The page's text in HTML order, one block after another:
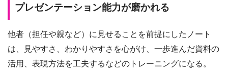
プレゼンテーション能力が磨かれる
他者（担任や親など）に見せることを前提にしたノート
は、見やすさ、わかりやすさを心がけ、一歩進んだ資料の
活用、表現方法を工夫するなどのトレーニングになる。